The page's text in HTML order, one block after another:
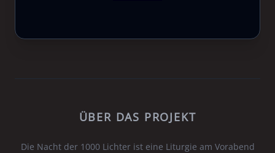
ÜBER DAS PROJEKT
Die Nacht der 1000 Lichter ist eine Liturgie am Vorabend